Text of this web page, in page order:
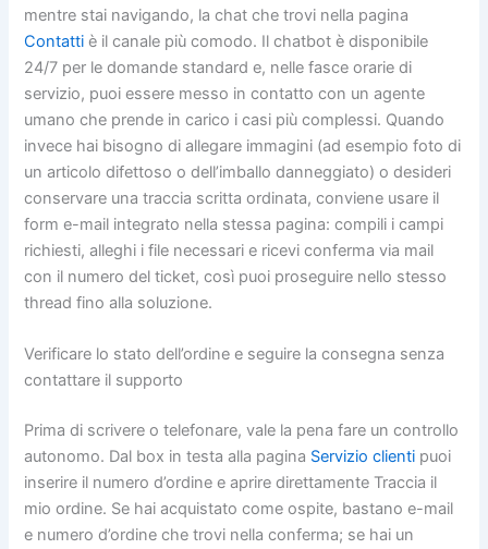
mentre stai navigando, la chat che trovi nella pagina
Contatti è il canale più comodo. Il chatbot è disponibile
24/7 per le domande standard e, nelle fasce orarie di
servizio, puoi essere messo in contatto con un agente
umano che prende in carico i casi più complessi. Quando
invece hai bisogno di allegare immagini (ad esempio foto di
un articolo difettoso o dell’imballo danneggiato) o desideri
conservare una traccia scritta ordinata, conviene usare il
form e-mail integrato nella stessa pagina: compili i campi
richiesti, alleghi i file necessari e ricevi conferma via mail
con il numero del ticket, così puoi proseguire nello stesso
thread fino alla soluzione.
Verificare lo stato dell’ordine e seguire la consegna senza
contattare il supporto
Prima di scrivere o telefonare, vale la pena fare un controllo
autonomo. Dal box in testa alla pagina Servizio clienti puoi
inserire il numero d’ordine e aprire direttamente Traccia il
mio ordine. Se hai acquistato come ospite, bastano e-mail
e numero d’ordine che trovi nella conferma; se hai un